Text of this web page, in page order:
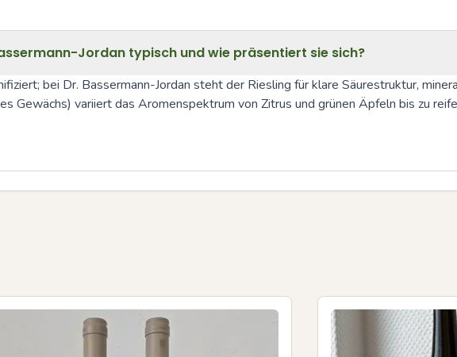
Jordan typisch und wie präsentiert sie sich?
bei Dr. Bassermann-Jordan steht der Riesling für klare Säurestruktur,
Gewächs) variiert das Aromenspektrum von Zitrus und grünen Äpfeln bis zu